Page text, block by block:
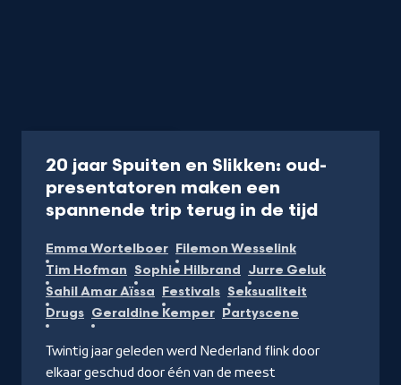
20 jaar Spuiten en Slikken: oud-
presentatoren maken een
spannende trip terug in de tijd-
NPO
Emma Wortelboer Filemon Wesselink
Tim Hofman Sophie Hilbrand Jurre Geluk
Sahil Amar Aïssa Festivals Seksualiteit
Drugs Geraldine Kemper Partyscene
Twintig jaar geleden werd Nederland flink door
elkaar geschud door één van de meest